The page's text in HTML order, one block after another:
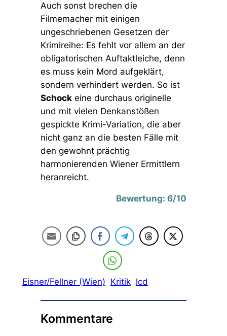
Auch sonst brechen die
Filmemacher mit einigen
ungeschriebenen Gesetzen der
Krimireihe: Es fehlt vor allem an der
obligatorischen Auftaktleiche, denn
es muss kein Mord aufgeklärt,
sondern verhindert werden. So ist
Schockeine durchaus originelle
und mit vielen Denkanstößen
gespickte Krimi-Variation, die aber
nicht ganz an die besten Fälle mit
den gewohnt prächtig
harmonierenden Wiener Ermittlern
heranreicht.
Bewertung: 6/10
Eisner/Fellner (Wien) Kritik lcd
Kommentare